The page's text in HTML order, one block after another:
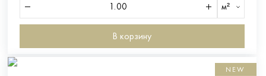
м²
В корзину
NEW